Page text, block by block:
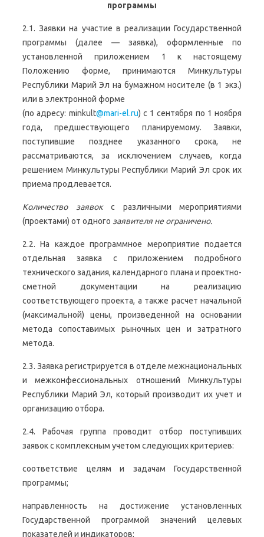
программы
2.1. Заявки на участие в реализации Государственной
программы (далее — заявка), оформленные по
установленной приложением 1 к настоящему
Положению форме, принимаются Минкультуры
Республики Марий Эл на бумажном носителе (в 1 экз.)
или в электронной форме
(по адресу: minkult@mari-el.ru) с 1 сентября по 1 ноября
года, предшествующего планируемому. Заявки,
поступившие позднее указанного срока, не
рассматриваются, за исключением случаев, когда
решением Минкультуры Республики Марий Эл срок их
приема продлевается.
Количество заявокс различными мероприятиями
(проектами) от одного заявителя не ограничено.
2.2. На каждое программное мероприятие подается
отдельная заявка с приложением подробного
технического задания, календарного плана и проектно-
сметной документации на реализацию
соответствующего проекта, а также расчет начальной
(максимальной) цены, произведенной на основании
метода сопоставимых рыночных цен и затратного
метода.
2.3. Заявка регистрируется в отделе межнациональных
и межконфессиональных отношений Минкультуры
Республики Марий Эл, который производит их учет и
организацию отбора.
2.4. Рабочая группа проводит отбор поступивших
заявок с комплексным учетом следующих критериев:
соответствие целям и задачам Государственной
программы;
направленность на достижение установленных
Государственной программой значений целевых
показателей и индикаторов;